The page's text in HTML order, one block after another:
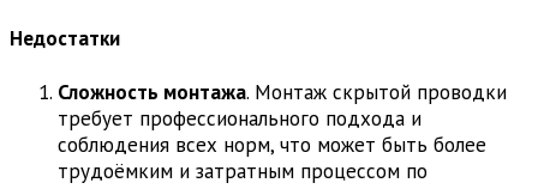
Недостатки
Сложность монтажа. Монтаж скрытой проводки
требует профессионального подхода и
соблюдения всех норм, что может быть более
трудоёмким и затратным процессом по